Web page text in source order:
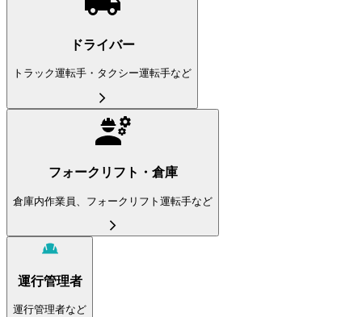
ドライバー
トラック運転手・タクシー運転手など
フォークリフト・倉庫
倉庫内作業員、フォークリフト運転手など
運行管理者
運行管理者など